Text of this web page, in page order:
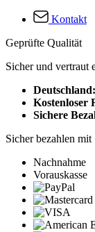
Kontakt
Geprüfte Qualität
Sicher und vertraut
Kostenloser
Sichere
Sicher bezahlen mit
Nachnahme
Vorauskasse